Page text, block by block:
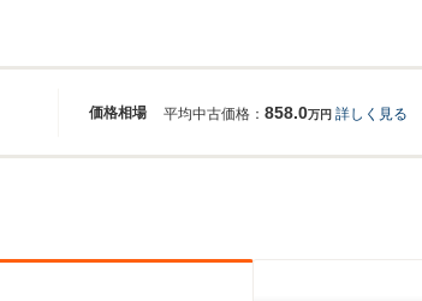
価格相場 平均中古価格： 858.0万円 詳しく見る